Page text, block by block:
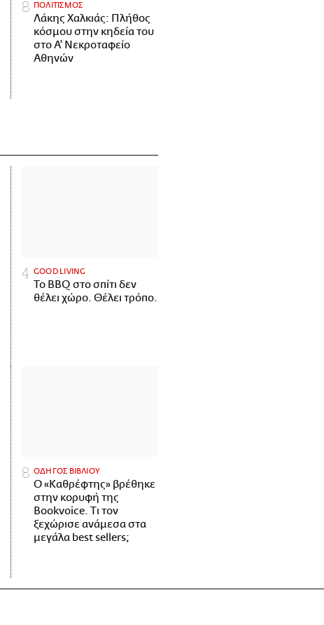
ΠΟΛΙΤΙΣΜΟΣ
Λάκης Χαλκιάς: Πλήθος
κόσμου στην κηδεία του
στο Α' Νεκροταφείο
Αθηνών
GOOD LIVING
Το BBQ στο σπίτι δεν
θέλει χώρο. Θέλει τρόπο.
ΟΔΗΓΟΣ ΒΙΒΛΙΟΥ
Ο «Καθρέφτης» βρέθηκε
στην κορυφή της
Bookvoice. Τι τον
ξεχώρισε ανάμεσα στα
μεγάλα best sellers;